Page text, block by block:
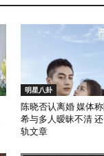
明星八卦
陈晓否认离婚 媒体
希与多人暧昧不清
轨文章